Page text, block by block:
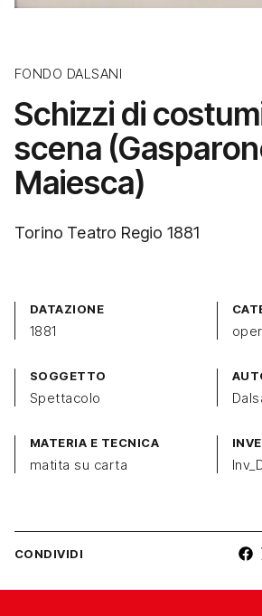
FONDO DALSANI
Schizzi di
scena
Maiesca)
Torino Teatro Regio 1881
DATAZIONE
1881
SOGGETTO
Spettacolo
MATERIA E TECNICA
matita su carta
CONDIVIDI